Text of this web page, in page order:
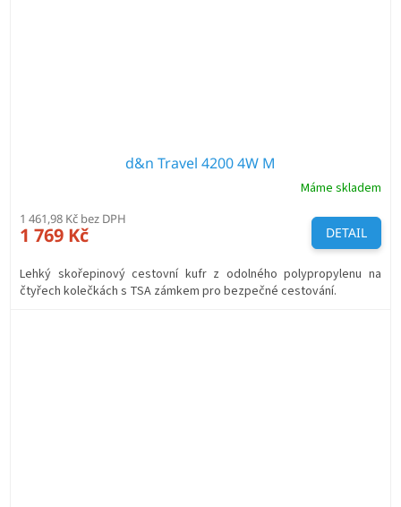
d&n Travel 4200 4W M
Máme skladem
1 461,98 Kč bez DPH
1 769 Kč DETAIL
Lehký skořepinový cestovní kufr z odolného polypropylenu na
čtyřech kolečkách s TSA zámkem pro bezpečné cestování.